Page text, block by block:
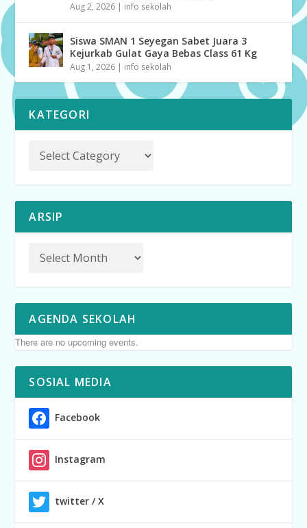
Aug 2, 2026 | info sekolah
Siswa SMAN 1 Seyegan Sabet Juara 3
Kejurkab Gulat Gaya Bebas Class 61 Kg
Aug 1, 2026 | info sekolah
KATEGORI
ARSIP
AGENDA SEKOLAH
There are no upcoming events.
SOSIAL MEDIA
Facebook
Instagram
twitter / X